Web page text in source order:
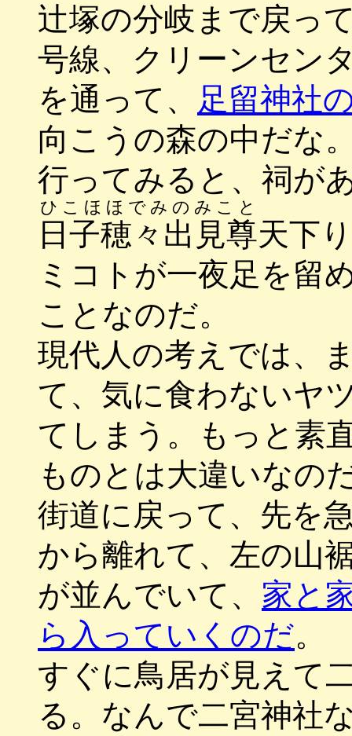
辻塚の分岐まで戻っ
号線、クリーンセン
を通って、 足留神社
向こうの森の中だな
行ってみると、祠が
日子穂々出見尊
ひこほほでみのみこと
天下
ミコトが一夜足を留
ことなのだ。
現代人の考えでは、
て、気に食わないヤ
てしまう。もっと素
ものとは大違いなの
街道に戻って、先を
から離れて、左の山
が並んでいて、 家と
ら入っていくのだ。
すぐに鳥居が見えて
る。なんで二宮神社